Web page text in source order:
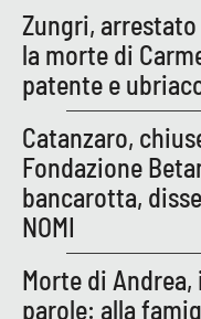
Reggio Calabria
Cosenza
Lamezia Terme
PROGETTI
SPECIALI
Zungri,
la morte di
patente e
Catanzaro,
Fondazione
bancarotta,
NOMI
Morte di
parole: alla